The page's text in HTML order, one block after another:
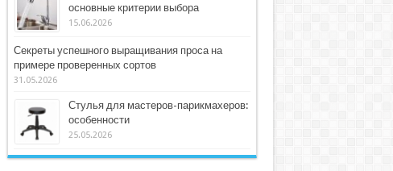
основные критерии выбора
15.06.2026
Секреты успешного выращивания проса на
примере проверенных сортов
31.05.2026
Стулья для мастеров-парикмахеров:
особенности
25.05.2026